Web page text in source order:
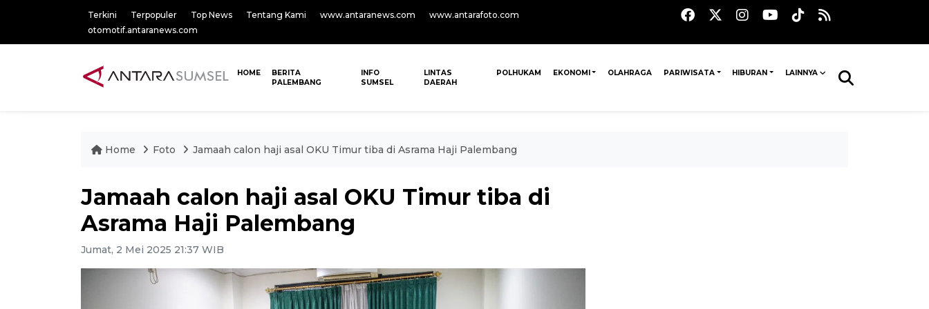
Terkini Terpopuler Top News Tentang Kami www.antaranews.com
www.antarafoto.com
otomotif.antaranews.com
HOME
BERITA
PALEMBANG
INFO
SUMSEL
LINTAS
DAERAH
POLHUKAM EKONOMI OLAHRAGA PARIWISATA HIBURAN LAINNYA
Home Foto Jamaah calon haji asal OKU Timur tiba di Asrama Haji Palembang
Jamaah calon haji asal OKU Timur tiba di
Asrama Haji Palembang
Jumat, 2 Mei 2025 21:37 WIB